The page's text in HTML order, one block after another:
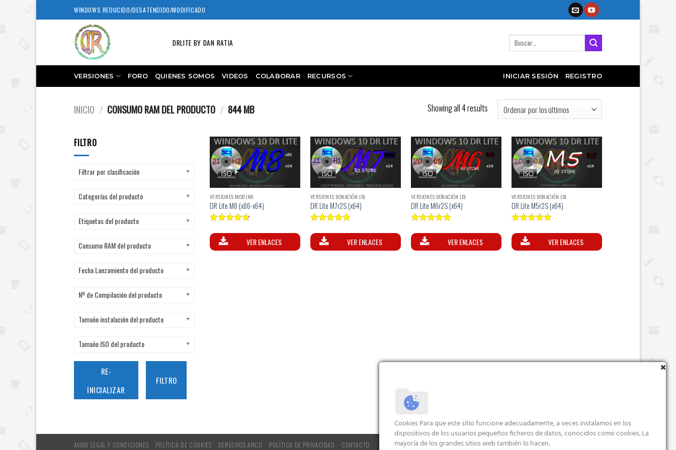
to
WINDOWS REDUCIDO/DESATENDIDO/MODIFICADO
DRLITE BY DAN RATIA
Buscar
por:
VERSIONES FORO QUIENES SOMOS VIDEOS COLABORAR RECURSOS INICIAR SESIÓN REGISTRO
INICIO / CONSUMO RAM DEL PRODUCTO / 844 MB Showing all 4 results
FILTRO
Filtrar por clasificación
Categorías del producto
Etiquetas del producto
Consumo RAM del producto
Fecha Lanzamiento del producto
Nº de Compilación del producto
Tamaño instalación del producto
Tamaño ISO del producto
RE-
INICIALIZAR
FILTRO
VERSIONES MOD (M)
DR Lite M8 (x86-x64)
con
de 5VER ENLACES
VERSIONES DONACIÓN (D)
DR Lite M7r2S (x64)
con
de 5VER ENLACES
VERSIONES DONACIÓN (D)
DR Lite M6r2S (x64)
con
de 5VER ENLACES
VERSIONES DONACIÓN (D)
DR Lite M5r2S (x64)
con
de 5VER ENLACES
AVISO LEGAL Y CONDICIONES POLÍTICA DE COOKIES DERECHOS ARCO POLÍTICA DE PRIVACIDAD CONTACTO
Cookies Para que este sitio funcione adecuadamente, a veces instalamos en los
dispositivos de los usuarios pequeños ficheros de datos, conocidos como cookies. La
mayoría de los grandes sitios web también lo hacen.